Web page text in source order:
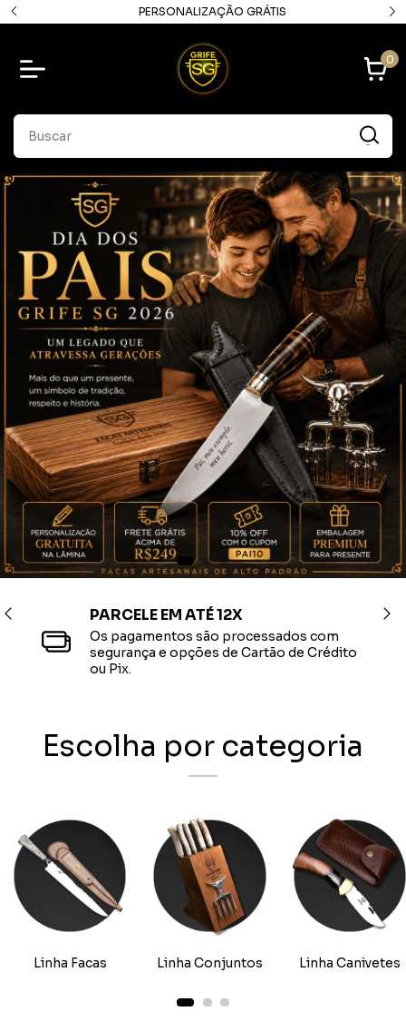
PERSONALIZAÇÃO GRÁTIS
0
ATENDIMENTO
Estamos à disposição de Segunda a Sexta
para auxiliar rapidamente em qualquer
dúvida.
Escolha por categoria
Linha Facas Linha Conjuntos Linha Canivetes